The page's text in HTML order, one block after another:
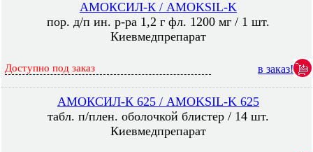
АМОКСИЛ-К / AMOKSIL-K
пор. д/п ин. р-ра 1,2 г фл. 1200 мг / 1 шт.
Киевмедпрепарат
Доступно под заказ в заказ!
АМОКСИЛ-К 625 / AMOKSIL-K 625
табл. п/плен. оболочкой блистер / 14 шт.
Киевмедпрепарат